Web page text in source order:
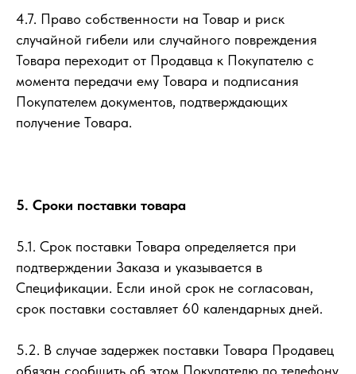
4.7. Право собственности на Товар и риск
случайной гибели или случайного повреждения
Товара переходит от Продавца к Покупателю с
момента передачи ему Товара и подписания
Покупателем документов, подтверждающих
получение Товара.
5. Сроки поставки товара
5.1. Срок поставки Товара определяется при
подтверждении Заказа и указывается в
Спецификации. Если иной срок не согласован,
срок поставки составляет 60 календарных дней.
5.2. В случае задержек поставки Товара Продавец
обязан сообщить об этом Покупателю по телефону